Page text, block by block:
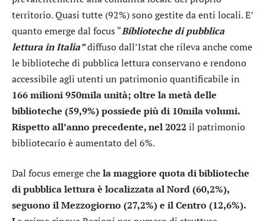
territorio. Quasi tutte (92%) sono gestite da enti locali. E’
quanto emerge dal focus “Biblioteche di pubblica
lettura in Italia”diffuso dall’Istat che rileva anche come
le biblioteche di pubblica lettura conservano e rendono
accessibile agli utenti un patrimonio quantificabile in
166 milioni 950mila unità; oltre la metà delle
biblioteche (59,9%) possiede più di 10mila volumi.
Rispetto all’anno precedente, nel 2022 il patrimonio
bibliotecario è aumentato del 6%.
Dal focus emerge chela maggiore quota di biblioteche
di pubblica lettura è localizzata al Nord (60,2%),
seguono il Mezzogiorno (27,2%) e il Centro (12,6%).